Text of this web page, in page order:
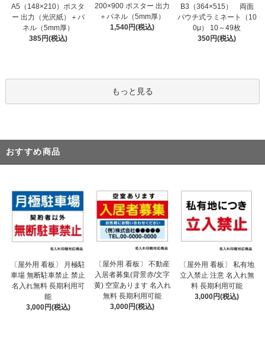
A5（148×210）ポスタ
ー 出力（光沢紙）＋パ
ネル（5mm厚）
385円(税込)
200×900 ポスター 出力
＋パネル（5mm厚）
1,540円(税込)
B3（364×515） 両面
パウチ式ラミネート（10
0μ） 10～49枚
350円(税込)
もっと見る
おすすめ商品
〔屋外用 看板〕 月極駐
車場 無断駐車禁止 禁止
名入れ無料 長期利用可
能
3,000円(税込)
〔屋外用 看板〕 不動産
入居者募集(背景赤/文字
黄) 空室あります 名入れ
無料 長期利用可能
3,000円(税込)
〔屋外用 看板〕 私有地
立入禁止 注意 名入れ無
料 長期利用可能
3,000円(税込)